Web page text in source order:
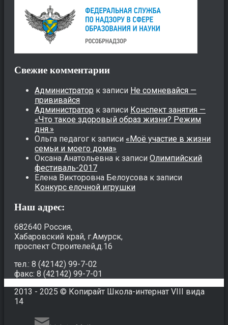
Свежие комментарии
Администратор к записи Не сомневайся —
прививайся
Администратор к записи Конспект занятия —
«Что такое здоровый образ жизни? Режим
дня.»
Ольга педагог к записи «Моё участие в жизни
семьи и моего дома»
Оксана Анатольевна к записи Олимпийский
фестиваль-2017
Елена Викторовна Белоусова к записи
Конкурс елочной игрушки
Наш адрес:
682640 Россия,
Хабаровский край, г.Амурск,
проспект Строителей,д.16
тел.: 8 (42142) 99-7-02
факс: 8 (42142) 99-7-01
2013 - 2025 © Копирайт Школа-интернат VIII вида
14